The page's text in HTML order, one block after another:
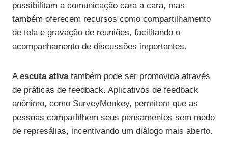
possibilitam a comunicação cara a cara, mas
também oferecem recursos como compartilhamento
de tela e gravação de reuniões, facilitando o
acompanhamento de discussões importantes.
Aescuta ativatambém pode ser promovida através
de práticas de feedback. Aplicativos de feedback
anônimo, como SurveyMonkey, permitem que as
pessoas compartilhem seus pensamentos sem medo
de represálias, incentivando um diálogo mais aberto.